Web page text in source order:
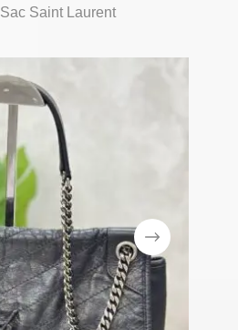
Sac Saint Laurent